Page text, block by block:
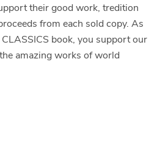
their good work, tredition
from each sold copy. As
book, you support our
amazing works of world